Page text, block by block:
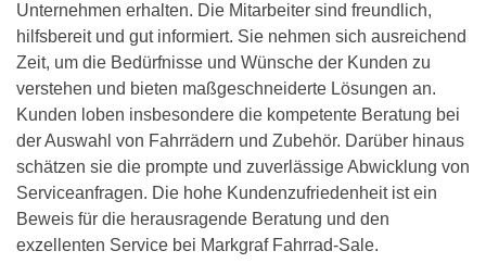
Unternehmen erhalten. Die Mitarbeiter sind freundlich,
hilfsbereit und gut informiert. Sie nehmen sich ausreichend
Zeit, um die Bedürfnisse und Wünsche der Kunden zu
verstehen und bieten maßgeschneiderte Lösungen an.
Kunden loben insbesondere die kompetente Beratung bei
der Auswahl von Fahrrädern und Zubehör. Darüber hinaus
schätzen sie die prompte und zuverlässige Abwicklung von
Serviceanfragen. Die hohe Kundenzufriedenheit ist ein
Beweis für die herausragende Beratung und den
exzellenten Service bei Markgraf Fahrrad-Sale.